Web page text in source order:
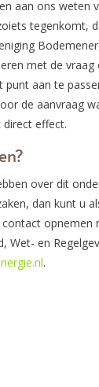
aan ons weten
tegenkomt,
met de vraag
punt aan te
de aanvraag
effect.
over dit
dan kunt u
opnemen
Wet- en
.